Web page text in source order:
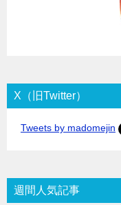
X（旧Twitter）
Tweets by madomejin
週間人気記事